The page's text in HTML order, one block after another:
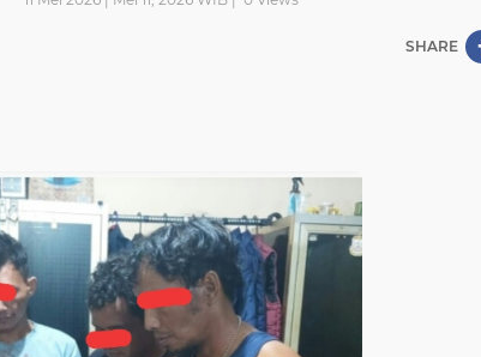
SHARE